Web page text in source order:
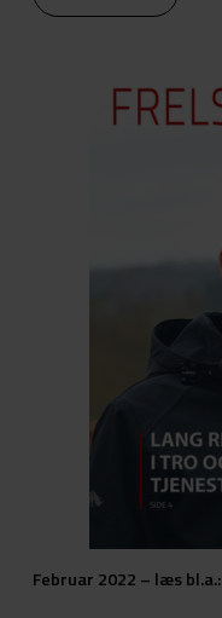
Februar 2022 – læs bl.a.: